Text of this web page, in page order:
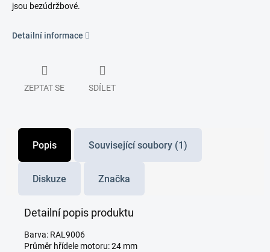
jsou bezúdržbové.
Detailní informace
ZEPTAT SE SDÍLET
Popis Související soubory (1)
Diskuze Značka
Detailní popis produktu
Barva: RAL9006
Průměr hřídele motoru: 24 mm